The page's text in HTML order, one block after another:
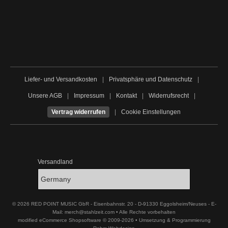
Liefer- und Versandkosten Privatsphäre und Datenschutz
Unsere AGB Impressum Kontakt Widerrufsrecht
Vertrag widerrufen Cookie Einstellungen
Versandland
© 2026 RED POINT MUSIC GbR - Eisenbahnstr. 20 - D-91330 Eggolsheim/Neuses - E-
Mail: merch@stahlzeit.com • Alle Rechte vorbehalten
modified eCommerce Shopsoftware © 2009-2026 • Umsetzung & Programmierung